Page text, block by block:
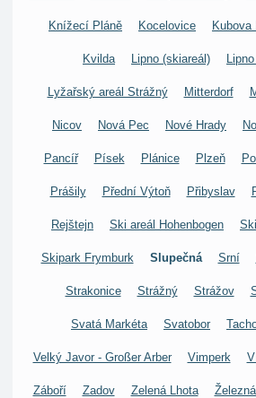
Knížecí Pláně Kocelovice Kubova
Kvilda Lipno (skiareál)
Lyžařský areál Strážný Mitterdorf
Nicov Nová Pec Nové Hrady
Pancíř Písek Plánice Plzeň
Prášily Přední Výtoň Přibyslav
Rejštejn Ski areál Hohenbogen
Skipark Frymburk Slupečná Srní
Strakonice Strážný Strážov
Svatá Markéta Svatobor
Velký Javor - Großer Arber Vimperk
Záboří Zadov Zelená Lhota